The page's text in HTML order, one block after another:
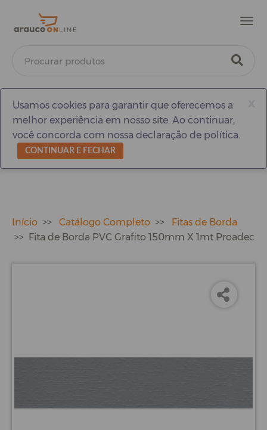
Usamos cookies para garantir que oferecemos a
melhor experiência em nosso site. Ao continuar,
você concorda com nossa declaração de política.
CONTINUAR E FECHAR
Início Catálogo Completo
Fitas de Borda
Fita de Borda PVC Grafito 150mm X 1mt Proadec